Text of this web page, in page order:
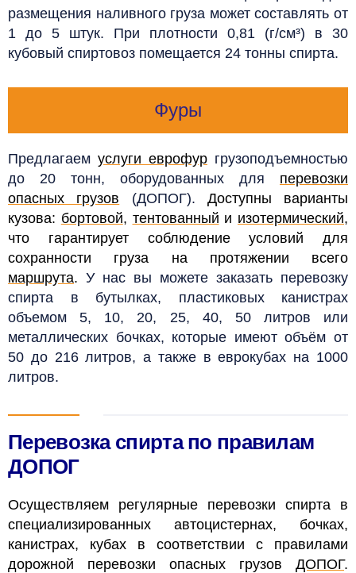
размещения наливного груза может составлять от
1 до 5 штук. При плотности 0,81 (г/см³) в 30
кубовый спиртовоз помещается 24 тонны спирта.
Фуры
Предлагаем услуги еврофур грузоподъемностью
до 20 тонн, оборудованных для перевозки
опасных грузов (ДОПОГ). Доступны варианты
кузова: бортовой, тентованный и изотермический,
что гарантирует соблюдение условий для
сохранности груза на протяжении всего
маршрута. У нас вы можете заказать перевозку
спирта в бутылках, пластиковых канистрах
объемом 5, 10, 20, 25, 40, 50 литров или
металлических бочках, которые имеют объём от
50 до 216 литров, а также в еврокубах на 1000
литров.
Перевозка спирта по правилам
ДОПОГ
Осуществляем регулярные перевозки спирта в
специализированных автоцистернах, бочках,
канистрах, кубах в соответствии с правилами
дорожной перевозки опасных грузов ДОПОГ.